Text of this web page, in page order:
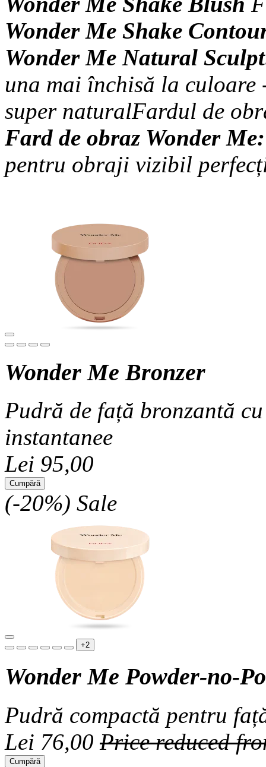
Wonder Me Shake
Wonder Me Natural
una mai închisă la culoare
super naturalFardul de
Fard de obraz Wonder Me:
pentru obraji
Wonder Me Bronzer
Pudră de față bronzantă
instantanee
Lei 95,00
Cumpără
(-20%) Sale
+2
Wonder Me Powder-no-
Pudră compactă pentru
Lei 76,00 Price reduced
Cumpără